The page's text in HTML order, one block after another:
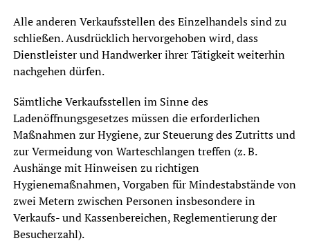
Alle anderen Verkaufsstellen des Einzelhandels sind zu
schließen. Ausdrücklich hervorgehoben wird, dass
Dienstleister und Handwerker ihrer Tätigkeit weiterhin
nachgehen dürfen.
Sämtliche Verkaufsstellen im Sinne des
Ladenöffnungsgesetzes müssen die erforderlichen
Maßnahmen zur Hygiene, zur Steuerung des Zutritts und
zur Vermeidung von Warteschlangen treffen (z. B.
Aushänge mit Hinweisen zu richtigen
Hygienemaßnahmen, Vorgaben für Mindestabstände von
zwei Metern zwischen Personen insbesondere in
Verkaufs- und Kassenbereichen, Reglementierung der
Besucherzahl).